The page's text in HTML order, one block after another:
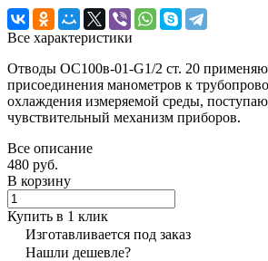
Все характеристики
Отводы ОС100в-01-G1/2 ст. 20
присоединения манометров к
охлаждения измеряемой среды,
чувствительный механизм приборов.
Все описание
480 руб.
В корзину
Купить в 1 клик
Изготавливается под заказ
Нашли дешевле?